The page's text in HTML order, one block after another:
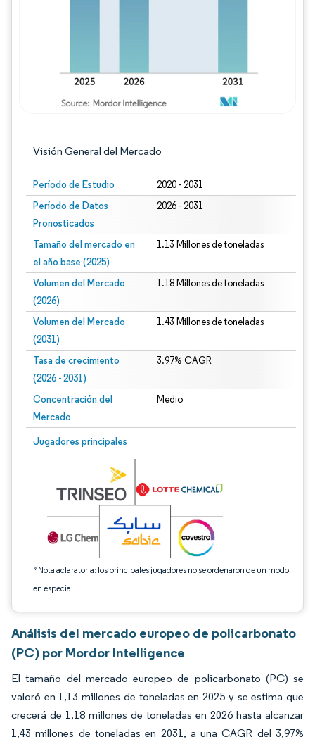
Visión General del Mercado
Período de Estudio 2020 - 2031
Período de Datos
Pronosticados
2026 - 2031
Tamaño del mercado en
el año base (2025)
1.13 Millones de toneladas
Volumen del Mercado
(2026)
1.18 Millones de toneladas
Volumen del Mercado
(2031)
1.43 Millones de toneladas
Tasa de crecimiento
(2026 - 2031)
3.97% CAGR
Concentración del
Mercado
Medio
Jugadores principales
*Nota aclaratoria: los principales jugadores no se ordenaron de un modo
en especial
Imagen © Mordor Intelligence. El uso requiere atribución según CC BY 4.0.
Análisis del mercado europeo de policarbonato
(PC) por Mordor Intelligence
El tamaño del mercado europeo de policarbonato (PC) se
valoró en 1,13 millones de toneladas en 2025 y se estima que
crecerá de 1,18 millones de toneladas en 2026 hasta alcanzar
1,43 millones de toneladas en 2031, a una CAGR del 3,97%